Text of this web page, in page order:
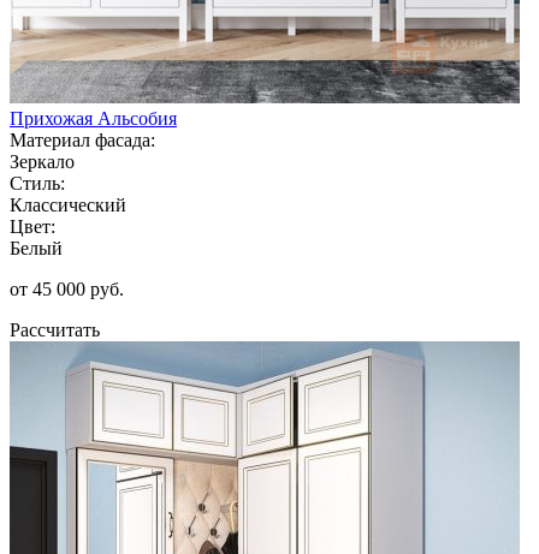
Прихожая Альсобия
Материал фасада:
Зеркало
Стиль:
Классический
Цвет:
Белый
от 45 000 руб.
Рассчитать